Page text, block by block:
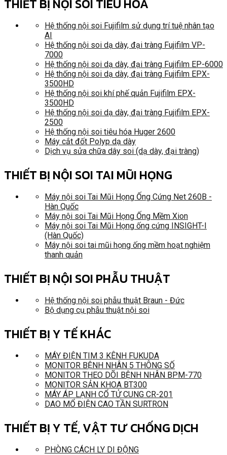
THIẾT BỊ NỘI SOI TIÊU HÓA
Hệ thống nội soi Fujifilm sử dụng trí tuệ nhân tạo
AI
Hệ thống nội soi dạ dày, đại tràng Fujifilm VP-
7000
Hệ thống nội soi dạ dày, đại tràng Fujifilm EP-6000
Hệ thống nội soi dạ dày, đại tràng Fujifilm EPX-
3500HD
Hệ thống nội soi khí phế quản Fujifilm EPX-
3500HD
Hệ thống nội soi dạ dày, đại tràng Fujifilm EPX-
2500
Hệ thống nội soi tiêu hóa Huger 2600
Máy cắt đốt Polyp dạ dày
Dịch vụ sửa chữa dây soi (dạ dày, đại tràng)
THIẾT BỊ NỘI SOI TAI MŨI HỌNG
Máy nội soi Tai Mũi Họng Ống Cứng Net 260B -
Hàn Quốc
Máy nội soi Tai Mũi Họng Ống Mềm Xion
Máy nội soi Tai Mũi Họng ống cứng INSIGHT-I
(Hàn Quốc)
Máy nội soi tai mũi họng ống mềm hoạt nghiệm
thanh quản
THIẾT BỊ NỘI SOI PHẪU THUẬT
Hệ thống nội soi phẫu thuật Braun - Đức
Bộ dụng cụ phẫu thuật nội soi
THIẾT BỊ Y TẾ KHÁC
MÁY ĐIỆN TIM 3 KÊNH FUKUDA
MONITOR BỆNH NHÂN 5 THÔNG SỐ
MONITOR THEO DÕI BỆNH NHÂN BPM-770
MONITOR SẢN KHOA BT300
MÁY ÁP LẠNH CỔ TỬ CUNG CR-201
DAO MỔ ĐIỆN CAO TẦN SURTRON
THIẾT BỊ Y TẾ, VẬT TƯ CHỐNG DỊCH
PHÒNG CÁCH LY DI ĐỘNG